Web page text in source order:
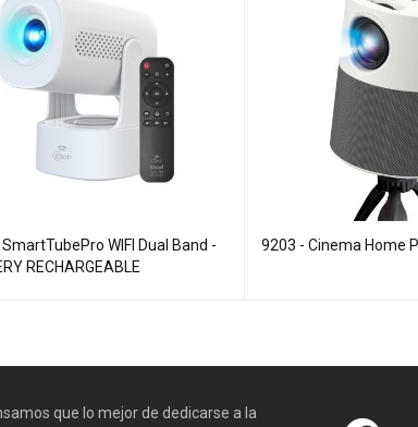
WIFI Dual Band -
RECHARGEABLE
9203 - Cinema Home
que lo mejor de dedicarse a la